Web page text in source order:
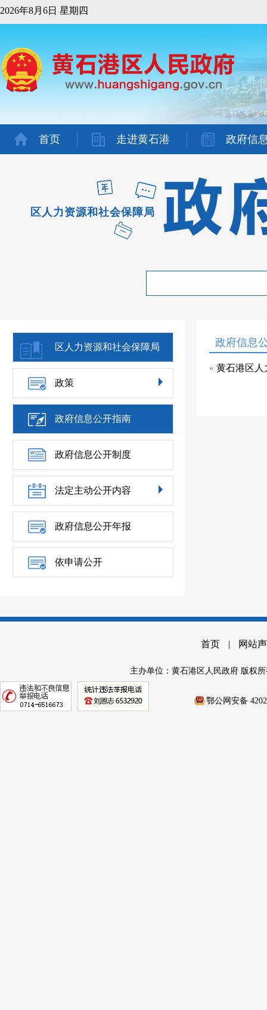
2026年8月6日 星期四
首页 走进黄石港 政府信
区人力资源和社会保障局
区人力资源和社会保障局
政策
政府信息公开指南
政府信息公开制度
法定主动公开内容
政府信息公开年报
依申请公开
政府信息
黄石港区人
首页 | 网站
主办单位：黄石港区人民政府 版权
鄂公网安备